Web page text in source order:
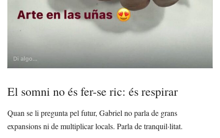
El somni no és fer-se ric: és respirar
Quan se li pregunta pel futur, Gabriel no parla de grans
expansions ni de multiplicar locals. Parla de tranquil·litat.